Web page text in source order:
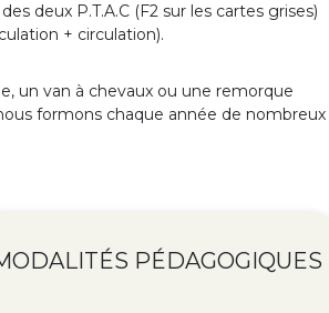
deux P.T.A.C (F2 sur les cartes grises)
+ circulation).
un van à chevaux ou une remorque
formons chaque année de nombreux
PÉDAGOGIQUES